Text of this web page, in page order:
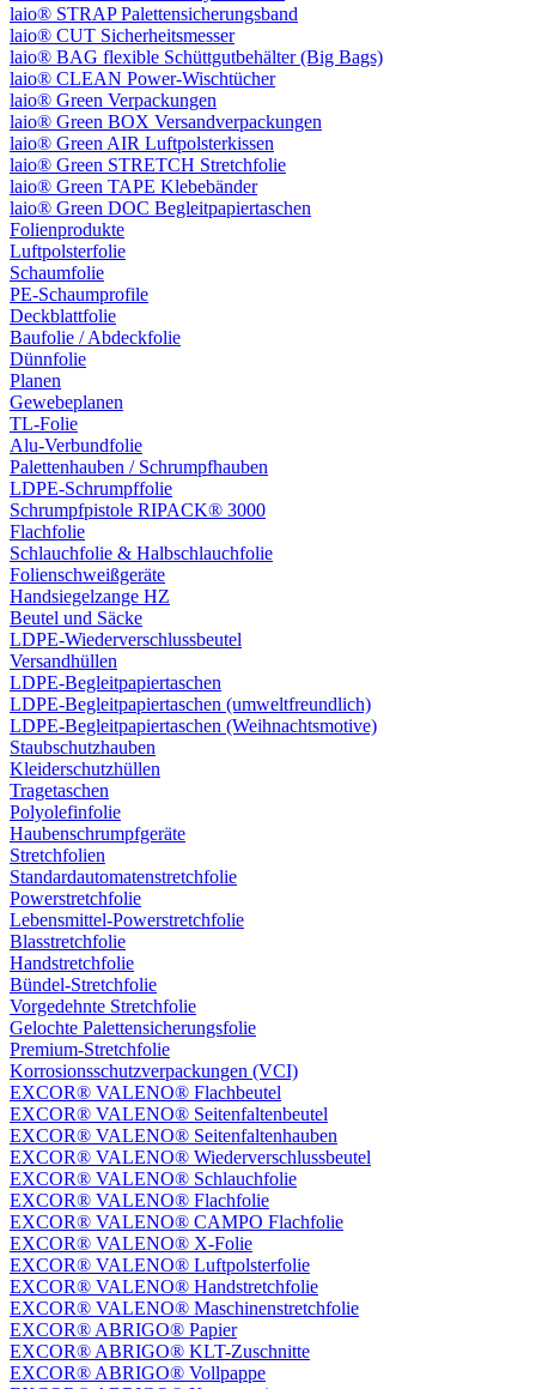
laio® STRAP Palettensicherungsband
laio® CUT Sicherheitsmesser
laio® BAG flexible Schüttgutbehälter (Big Bags)
laio® CLEAN Power-Wischtücher
laio® Green Verpackungen
laio® Green BOX Versandverpackungen
laio® Green AIR Luftpolsterkissen
laio® Green STRETCH Stretchfolie
laio® Green TAPE Klebebänder
laio® Green DOC Begleitpapiertaschen
Folienprodukte
Luftpolsterfolie
Schaumfolie
PE-Schaumprofile
Deckblattfolie
Baufolie / Abdeckfolie
Dünnfolie
Planen
Gewebeplanen
TL-Folie
Alu-Verbundfolie
Palettenhauben / Schrumpfhauben
LDPE-Schrumpffolie
Schrumpfpistole RIPACK® 3000
Flachfolie
Schlauchfolie & Halbschlauchfolie
Folienschweißgeräte
Handsiegelzange HZ
Beutel und Säcke
LDPE-Wiederverschlussbeutel
Versandhüllen
LDPE-Begleitpapiertaschen
LDPE-Begleitpapiertaschen (umweltfreundlich)
LDPE-Begleitpapiertaschen (Weihnachtsmotive)
Staubschutzhauben
Kleiderschutzhüllen
Tragetaschen
Polyolefinfolie
Haubenschrumpfgeräte
Stretchfolien
Standardautomatenstretchfolie
Powerstretchfolie
Lebensmittel-Powerstretchfolie
Blasstretchfolie
Handstretchfolie
Bündel-Stretchfolie
Vorgedehnte Stretchfolie
Gelochte Palettensicherungsfolie
Premium-Stretchfolie
Korrosionsschutzverpackungen (VCI)
EXCOR® VALENO® Flachbeutel
EXCOR® VALENO® Seitenfaltenbeutel
EXCOR® VALENO® Seitenfaltenhauben
EXCOR® VALENO® Wiederverschlussbeutel
EXCOR® VALENO® Schlauchfolie
EXCOR® VALENO® Flachfolie
EXCOR® VALENO® CAMPO Flachfolie
EXCOR® VALENO® X-Folie
EXCOR® VALENO® Luftpolsterfolie
EXCOR® VALENO® Handstretchfolie
EXCOR® VALENO® Maschinenstretchfolie
EXCOR® ABRIGO® Papier
EXCOR® ABRIGO® KLT-Zuschnitte
EXCOR® ABRIGO® Vollpappe